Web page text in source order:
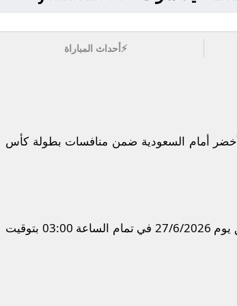
⚡أحداث المباراة
أمام السعودية ضمن منافسات بطولة كأس
يوم 27/6/2026 في تمام الساعة 03:00 بتوقيت